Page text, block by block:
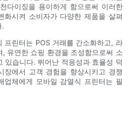
다이징을 용이하게 함으로써 이러한
화시켜 소비자가 다양한 제품을 살펴
.
프린터는 POS 거래를 간소화하고, 라
유연한 쇼핑 환경을 조성함으로써 소
있습니다. 뛰어난 적응성과 효율성 덕
장에서 고객 경험을 향상시키고 경쟁
업체에게 모바일 감열식 프린터는 필